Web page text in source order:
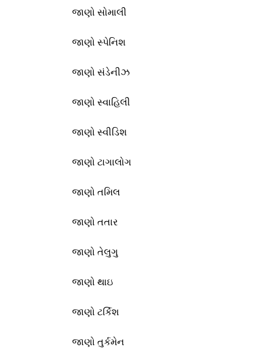
જાણો સોમાલી
જાણો સ્પેનિશ
જાણો સંડેનીઝ
જાણો સ્વાહિલી
જાણો સ્વીડિશ
જાણો ટાગાલોગ
જાણો તમિલ
જાણો તતાર
જાણો તેલુગુ
જાણો થાઇ
જાણો ટર્કિશ
જાણો તુર્કમેન